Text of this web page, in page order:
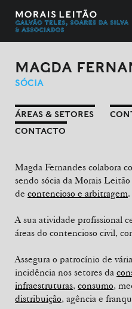
MAGDA
SÓCIA
ÁREAS & SETORES
CONTACTO
Magda Fernandes colabora
sendo sócia da Morais
de contencioso e arbitragem.
A sua atividade profissional
áreas do contencioso civil,
Assegura o patrocínio de
incidência nos setores da
infraestruturas, consumo,
distribuição, agência e